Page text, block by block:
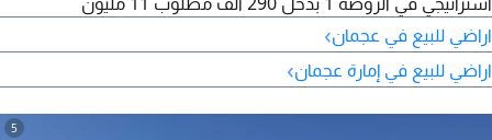
اراضي للبيع في عجمان›
اراضي للبيع في إمارة عجمان›
5